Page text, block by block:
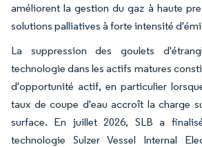
améliorent la gestion du gaz à haute
solutions palliatives à forte intensité
La suppression des goulets
technologie dans les actifs matures
d'opportunité actif, en particulier
taux de coupe d'eau accroît la charge
surface. En juillet 2026, SLB a
technologie Sulzer Vessel Internal